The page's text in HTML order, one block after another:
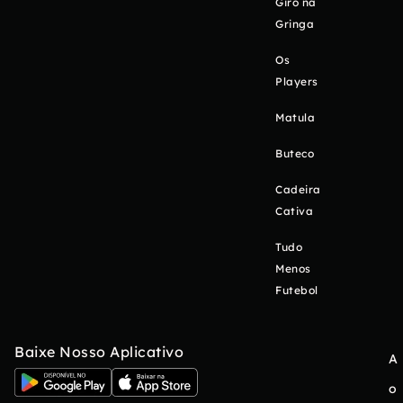
Gringa
Os
Players
Matula
Buteco
Cadeira
Cativa
Tudo
Menos
Futebol
Baixe Nosso Aplicativo
A
o